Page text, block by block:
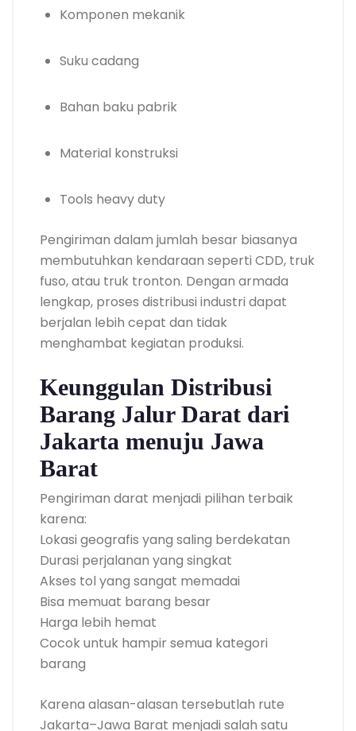
Komponen mekanik
Suku cadang
Bahan baku pabrik
Material konstruksi
Tools heavy duty
Pengiriman dalam jumlah besar biasanya
membutuhkan kendaraan seperti CDD, truk
fuso, atau truk tronton. Dengan armada
lengkap, proses distribusi industri dapat
berjalan lebih cepat dan tidak
menghambat kegiatan produksi.
Keunggulan Distribusi
Barang Jalur Darat dari
Jakarta menuju Jawa
Barat
Pengiriman darat menjadi pilihan terbaik
karena:
Lokasi geografis yang saling berdekatan
Durasi perjalanan yang singkat
Akses tol yang sangat memadai
Bisa memuat barang besar
Harga lebih hemat
Cocok untuk hampir semua kategori
barang
Karena alasan-alasan tersebutlah rute
Jakarta–Jawa Barat menjadi salah satu